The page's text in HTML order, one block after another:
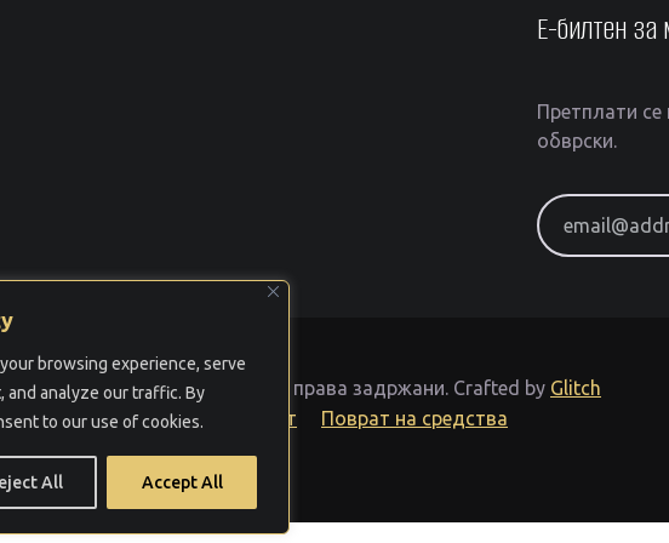
browsing experience, serve
and analyze our traffic. By
to our use of cookies.
All Accept All
Е-билтен
Претплати се
обврски.
2026 Law Firm ALME LAW. Сите права задржани. Crafted by Glitch
Политика за приватност Поврат на средства